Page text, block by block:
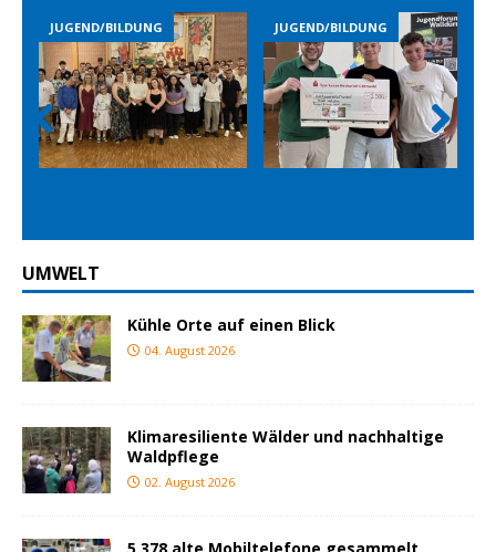
JUGEND/BILDUNG JUGEND/BILDUNG
Prev
ious
Nex
t
UMWELT
Kühle Orte auf einen Blick
04. August 2026
Klimaresiliente Wälder und nachhaltige
Waldpflege
02. August 2026